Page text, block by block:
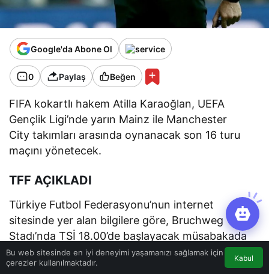
Google'da Abone Ol
0 Paylaş Beğen
FIFA kokartlı hakem Atilla Karaoğlan, UEFA
Gençlik Ligi’nde yarın Mainz ile Manchester
City takımları arasında oynanacak son 16 turu
maçını yönetecek.
TFF AÇIKLADI
Türkiye Futbol Federasyonu’nun internet
sitesinde yer alan bilgilere göre, Bruchweg
Stadı’nda TSİ 18.00’de başlayacak müsabakada
düdük çalacak olan Atilla Karaoğlan’ın
yardımcılıklarını Ceyhun Sesigüzel ve Cevdet
Bu web sitesinde en iyi deneyimi yaşamanızı sağlamak için
çerezler kullanılmaktadır.
Kabul